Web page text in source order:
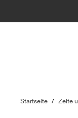
Startseite / Zelte